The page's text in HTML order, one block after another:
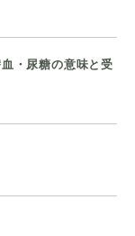
・尿糖の意味と受